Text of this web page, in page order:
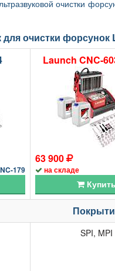
очистки
для очистки форсунок
179
Launch CNC-
63 900
на складе
Купить
SPI, MPI